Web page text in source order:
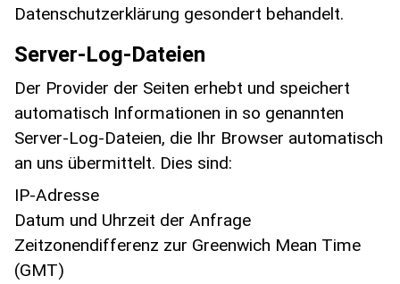
Datenschutzerklärung gesondert behandelt.
Server-Log-Dateien
Der Provider der Seiten erhebt und speichert
automatisch Informationen in so genannten
Server-Log-Dateien, die Ihr Browser automatisch
an uns übermittelt. Dies sind:
IP-Adresse
Datum und Uhrzeit der Anfrage
Zeitzonendifferenz zur Greenwich Mean Time
(GMT)